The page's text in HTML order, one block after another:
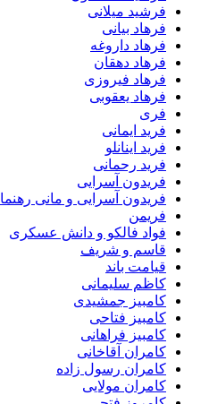
فرشید میلانی
فرهاد بیانی
فرهاد داروغه
فرهاد دهقان
فرهاد فیروزی
فرهاد یعقوبی
فری
فرید ایمانی
فرید اینانلو
فرید رحمانی
فریدون آسرایی
فریدون آسرایی و مانی رهنما
فریمن
فواد فالکو و دانش عسکری
قاسم و شریف
قیامت باند
کاظم سلیمانی
کامبیز جمشیدی
کامبیز فتاحی
کامبیز فراهانی
کامران آقاخانی
کامران رسول زاده
کامران مولایی